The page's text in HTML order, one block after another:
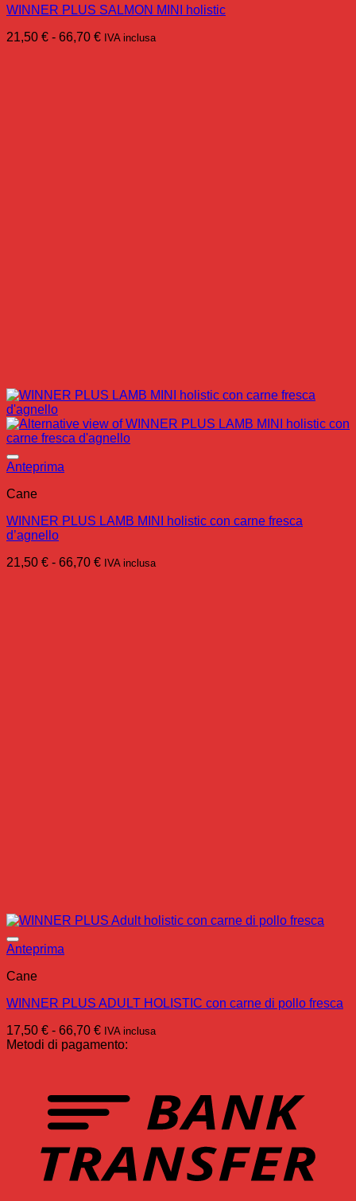
WINNER PLUS SALMON MINI holistic
21,50 € - 66,70 €Fascia
IVA inclusa
Anteprima
Cane
WINNER PLUS LAMB MINI holistic con carne fresca
d’agnello
21,50 € - 66,70 €Fascia
IVA inclusa
Anteprima
Cane
WINNER PLUS ADULT HOLISTIC con carne di pollo fresca
17,50 € - 66,70 €Fascia
di
a
66,70 €
IVA inclusa
Metodi di pagamento: